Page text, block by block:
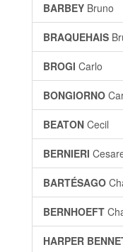
BARBEY Bruno
BRAQUEHAIS
BROGI Carlo
BONGIORNO
BEATON Cecil
BERNIERI
BARTÉSAGO
BERNHOEFT
HARPER